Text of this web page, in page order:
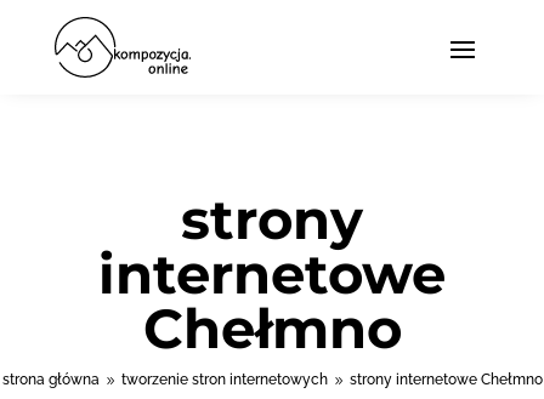
strony
internetowe
Chełmno
strona główna 9 tworzenie stron internetowych 9 strony internetowe Chełmno